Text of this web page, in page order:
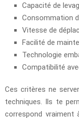
Capacité de
Consommation
Vitesse de
Facilité de
Technologie
Compatibilité
Ces critères ne
techniques. Ils te
correspond vraiment